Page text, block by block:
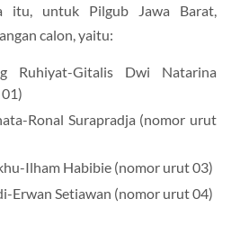
itu, untuk Pilgub Jawa Barat,
calon, yaitu:
Ruhiyat-Gitalis Dwi Natarina
Ronal Surapradja (nomor urut
Ilham Habibie (nomor urut 03)
Erwan Setiawan (nomor urut 04)